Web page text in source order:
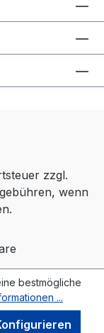
zzgl.
wenn
bestmögliche
...